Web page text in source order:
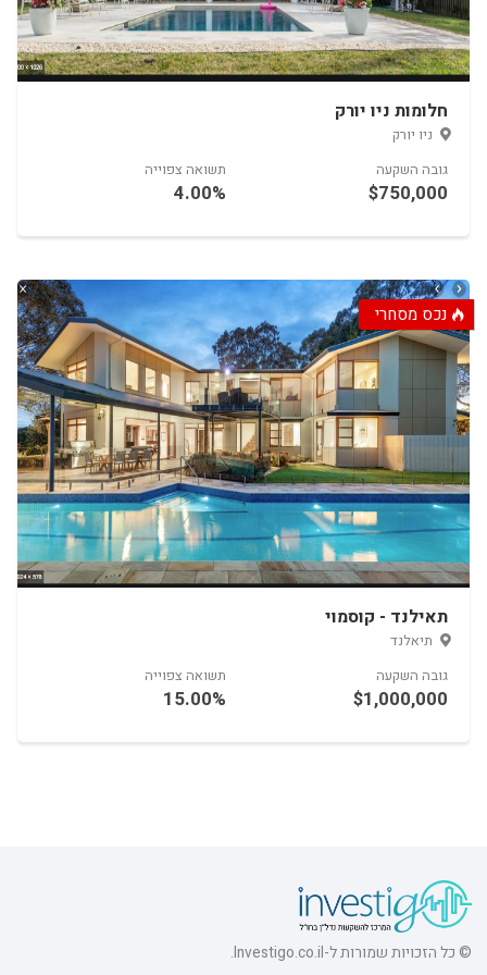
השקעה
תשואה צפוייה
חלומות ניו יורק
השקעה
נכס מסחרי
תאילנד - קוסמוי